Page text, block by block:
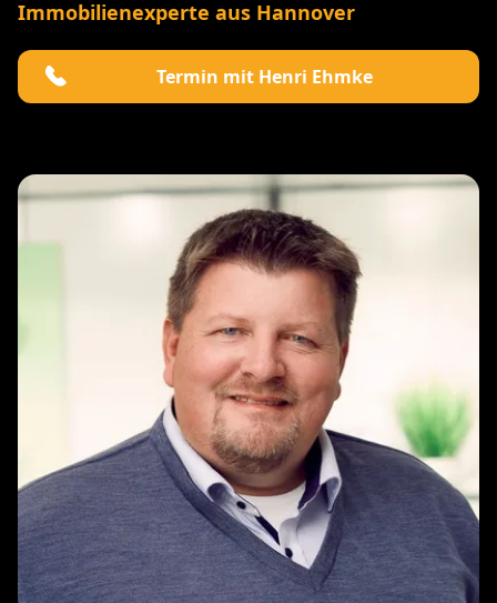
Immobilienexperte aus Hannover
Termin mit Henri Ehmke